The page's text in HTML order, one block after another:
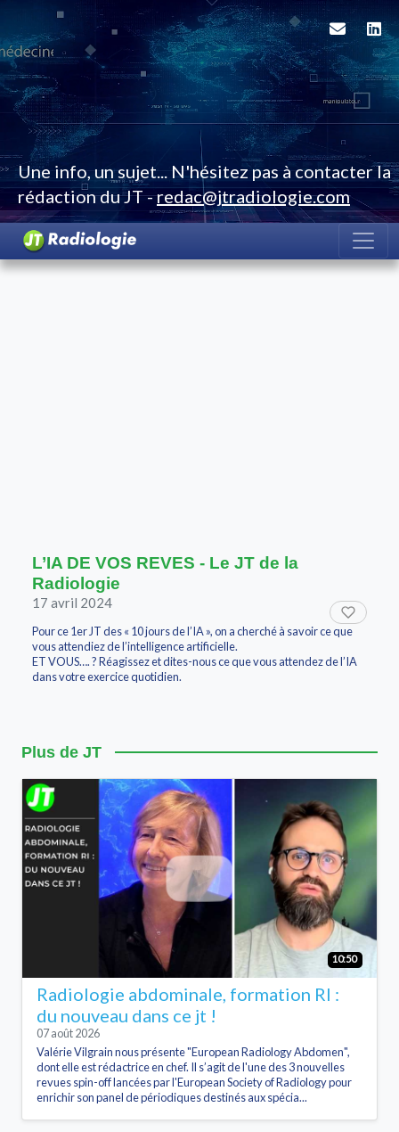
Une info, un sujet... N'hésitez pas à contacter la
rédaction du JT -redac@jtradiologie.com
L’IA DE VOS REVES - Le JT de la
Radiologie
17 avril 2024
Pour ce 1er JT des « 10 jours de l’IA », on a cherché à savoir ce que
vous attendiez de l’intelligence artificielle.
ET VOUS…. ? Réagissez et dites-nous ce que vous attendez de l’IA
dans votre exercice quotidien.
Plus de JT
10:50
Radiologie abdominale, formation RI :
du nouveau dans ce jt !
07 août 2026
Valérie Vilgrain nous présente "European Radiology Abdomen",
dont elle est rédactrice en chef. Il s’agit de l'une des 3 nouvelles
revues spin-off lancées par l'European Society of Radiology pour
enrichir son panel de périodiques destinés aux spécia...